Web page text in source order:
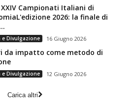
Campionati Italiani di
2026: la finale di
e Divulgazione 16 Giugno 2026
da impatto come metodo di
e Divulgazione 12 Giugno 2026
Carica altri